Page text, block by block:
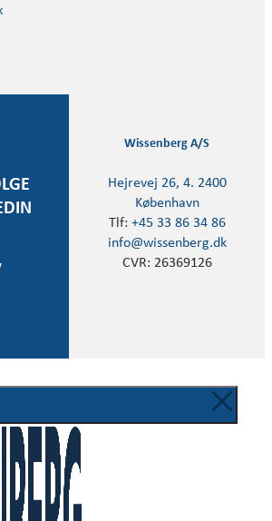
Wissenberg A/S
Hejrevej 26, 4. 2400
København
Tlf: +45 33 86 34 86
info@wissenberg.dk
CVR: 26369126